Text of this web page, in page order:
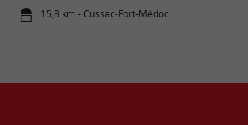
15,8 km - Cussac-Fort-Médoc